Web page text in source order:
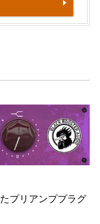
プリアンププラグ